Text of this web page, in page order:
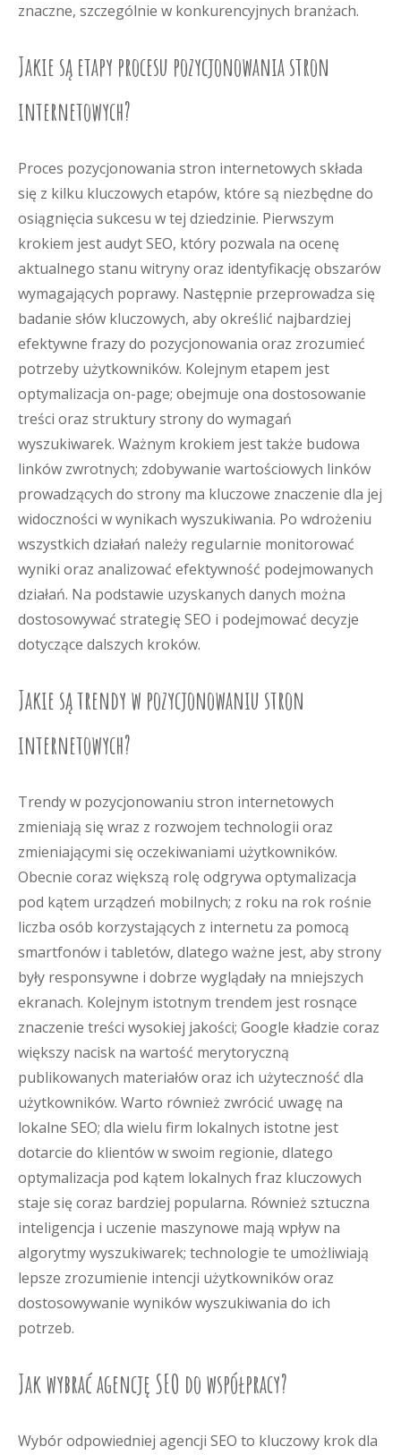
znaczne, szczególnie w konkurencyjnych branżach.
Jakie są etapy procesu pozycjonowania stron
internetowych?
Proces pozycjonowania stron internetowych składa
się z kilku kluczowych etapów, które są niezbędne do
osiągnięcia sukcesu w tej dziedzinie. Pierwszym
krokiem jest audyt SEO, który pozwala na ocenę
aktualnego stanu witryny oraz identyfikację obszarów
wymagających poprawy. Następnie przeprowadza się
badanie słów kluczowych, aby określić najbardziej
efektywne frazy do pozycjonowania oraz zrozumieć
potrzeby użytkowników. Kolejnym etapem jest
optymalizacja on-page; obejmuje ona dostosowanie
treści oraz struktury strony do wymagań
wyszukiwarek. Ważnym krokiem jest także budowa
linków zwrotnych; zdobywanie wartościowych linków
prowadzących do strony ma kluczowe znaczenie dla jej
widoczności w wynikach wyszukiwania. Po wdrożeniu
wszystkich działań należy regularnie monitorować
wyniki oraz analizować efektywność podejmowanych
działań. Na podstawie uzyskanych danych można
dostosowywać strategię SEO i podejmować decyzje
dotyczące dalszych kroków.
Jakie są trendy w pozycjonowaniu stron
internetowych?
Trendy w pozycjonowaniu stron internetowych
zmieniają się wraz z rozwojem technologii oraz
zmieniającymi się oczekiwaniami użytkowników.
Obecnie coraz większą rolę odgrywa optymalizacja
pod kątem urządzeń mobilnych; z roku na rok rośnie
liczba osób korzystających z internetu za pomocą
smartfonów i tabletów, dlatego ważne jest, aby strony
były responsywne i dobrze wyglądały na mniejszych
ekranach. Kolejnym istotnym trendem jest rosnące
znaczenie treści wysokiej jakości; Google kładzie coraz
większy nacisk na wartość merytoryczną
publikowanych materiałów oraz ich użyteczność dla
użytkowników. Warto również zwrócić uwagę na
lokalne SEO; dla wielu firm lokalnych istotne jest
dotarcie do klientów w swoim regionie, dlatego
optymalizacja pod kątem lokalnych fraz kluczowych
staje się coraz bardziej popularna. Również sztuczna
inteligencja i uczenie maszynowe mają wpływ na
algorytmy wyszukiwarek; technologie te umożliwiają
lepsze zrozumienie intencji użytkowników oraz
dostosowywanie wyników wyszukiwania do ich
potrzeb.
Jak wybrać agencję SEO do współpracy?
Wybór odpowiedniej agencji SEO to kluczowy krok dla